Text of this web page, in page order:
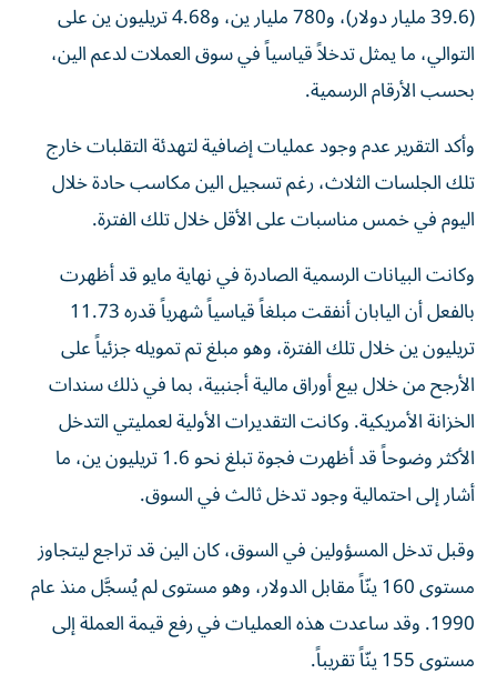
(39.6 مليار دولار)، و780 مليار ين، و4.68 تريليون ين على
التوالي، ما يمثل تدخلاً قياسياً في سوق العملات لدعم الين،
بحسب الأرقام الرسمية.
وأكد التقرير عدم وجود عمليات إضافية لتهدئة التقلبات خارج
تلك الجلسات الثلاث، رغم تسجيل الين مكاسب حادة خلال
اليوم في خمس مناسبات على الأقل خلال تلك الفترة.
وكانت البيانات الرسمية الصادرة في نهاية مايو قد أظهرت
بالفعل أن اليابان أنفقت مبلغاً قياسياً شهرياً قدره 11.73
تريليون ين خلال تلك الفترة، وهو مبلغ تم تمويله جزئياً على
الأرجح من خلال بيع أوراق مالية أجنبية، بما في ذلك سندات
الخزانة الأمريكية. وكانت التقديرات الأولية لعمليتي التدخل
الأكثر وضوحاً قد أظهرت فجوة تبلغ نحو 1.6 تريليون ين، ما
أشار إلى احتمالية وجود تدخل ثالث في السوق.
وقبل تدخل المسؤولين في السوق، كان الين قد تراجع ليتجاوز
مستوى 160 ينّاً مقابل الدولار، وهو مستوى لم يُسجَّل منذ عام
1990. وقد ساعدت هذه العمليات في رفع قيمة العملة إلى
مستوى 155 ينّاً تقريباً.